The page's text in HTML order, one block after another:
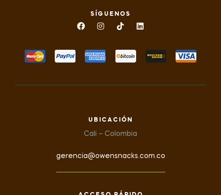
SÍGUENOS
UBICACIÓN
Cali – Colombia
gerencia@owensnacks.com.co